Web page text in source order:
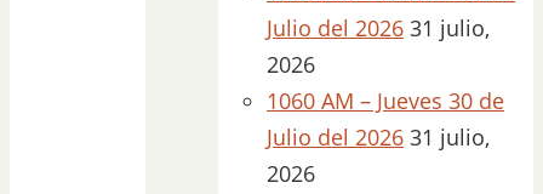
Julio del 2026 31 julio,
2026
1060 AM – Jueves 30 de
Julio del 2026 31 julio,
2026